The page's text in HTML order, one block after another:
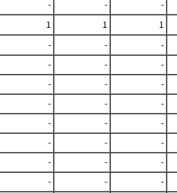
- - -
1 1 1
- - -
- - -
- - -
- - -
- - -
- - -
- - -
- - -